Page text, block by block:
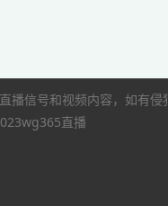
信号和视频内容，如有侵
直播